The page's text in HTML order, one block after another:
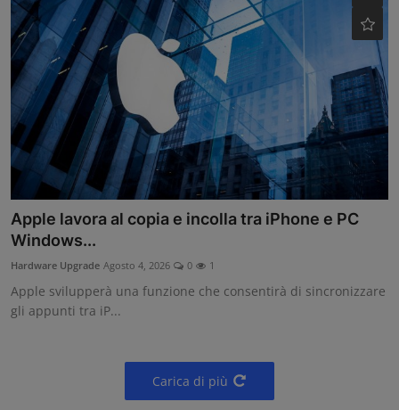
Apple lavora al copia e incolla tra iPhone e PC
Windows...
Hardware Upgrade Agosto 4, 2026 0 1
Apple svilupperà una funzione che consentirà di sincronizzare
gli appunti tra iP...
Carica di più